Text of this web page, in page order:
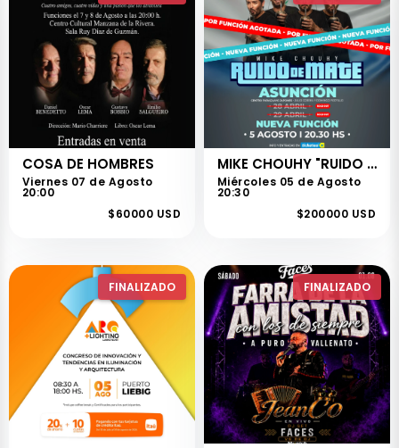
COSA DE HOMBRES
Viernes 07 de Agosto
20:00
$60000 USD
MIKE CHOUHY "RUIDO DE MATE"
Miércoles 05 de Agosto
20:30
$200000 USD
FINALIZADO FINALIZADO